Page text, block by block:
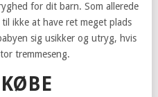
for dit barn. Som allerede
ikke at have ret meget plads
sig usikker og utryg, hvis
tremmeseng.